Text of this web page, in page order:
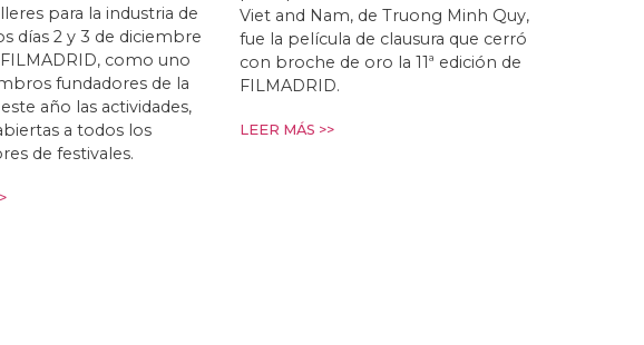
para la industria de
días 2 y 3 de diciembre
como uno
fundadores de la
año las actividades,
a todos los
de festivales.
Viet and Nam, de Truong Minh Quy,
fue la película de clausura que cerró
con broche de oro la 11ª edición de
FILMADRID.
LEER MÁS >>